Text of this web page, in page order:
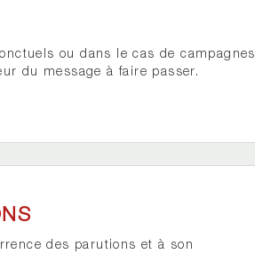
ou dans le cas de campagnes
du message à faire passer.
des parutions et à son